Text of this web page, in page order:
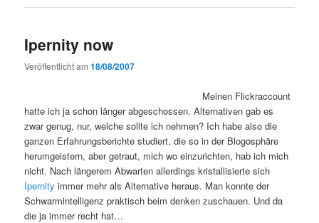
Ipernity now
Veröffentlicht am18/08/2007
Meinen Flickraccount
hatte ich ja schon länger abgeschossen. Alternativen gab es
zwar genug, nur, welche sollte ich nehmen? Ich habe also die
ganzen Erfahrungsberichte studiert, die so in der Blogosphäre
herumgeistern, aber getraut, mich wo einzurichten, hab ich mich
nicht. Nach längerem Abwarten allerdings kristallisierte sich
Ipernity immer mehr als Alternative heraus. Man konnte der
Schwarmintelligenz praktisch beim denken zuschauen. Und da
die ja immer recht hat…